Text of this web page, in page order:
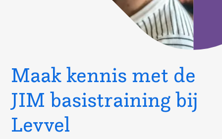
Maak kennis met de
JIM basistraining bij
Levvel